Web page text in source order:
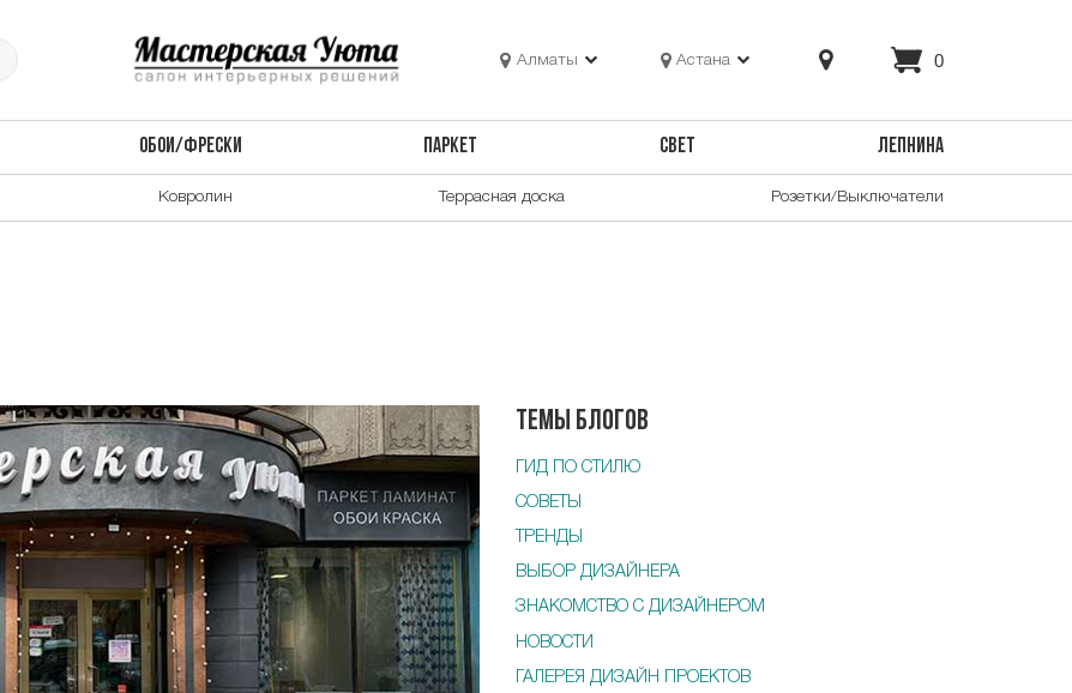
Алматы Астана 0
ОБОИ/ФРЕСКИ ПАРКЕТ СВЕТ ЛЕПНИНА
Ковролин Террасная доска Розетки/Выключатели
Темы блогов
ГИД ПО СТИЛЮ
СОВЕТЫ
ТРЕНДЫ
ВЫБОР ДИЗАЙНЕРА
ЗНАКОМСТВО С ДИЗАЙНЕРОМ
НОВОСТИ
ГАЛЕРЕЯ ДИЗАЙН ПРОЕКТОВ